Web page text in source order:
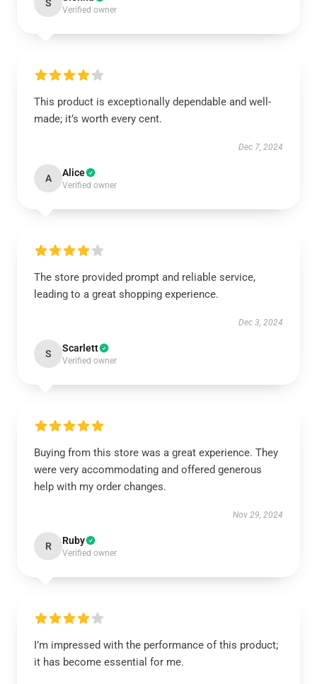
S
Verified owner
This product is exceptionally dependable and well-
made; it’s worth every cent.
Dec 7, 2024
A Alice
Verified owner
The store provided prompt and reliable service,
leading to a great shopping experience.
Dec 3, 2024
S Scarlett
Verified owner
Buying from this store was a great experience. They
were very accommodating and offered generous
help with my order changes.
Nov 29, 2024
R Ruby
Verified owner
I’m impressed with the performance of this product;
it has become essential for me.